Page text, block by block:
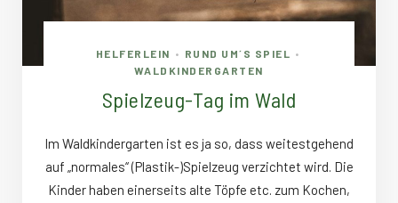
HELFERLEIN • RUND UM´S SPIEL •
WALDKINDERGARTEN
Spielzeug-Tag im Wald
Im Waldkindergarten ist es ja so, dass weitestgehend
auf „normales“ (Plastik-)Spielzeug verzichtet wird. Die
Kinder haben einerseits alte Töpfe etc. zum Kochen,